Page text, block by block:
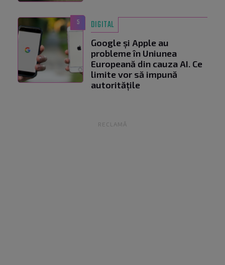
5 DIGITAL
Google și Apple au
probleme în Uniunea
Europeană din cauza AI. Ce
limite vor să impună
autoritățile
RECLAMĂ